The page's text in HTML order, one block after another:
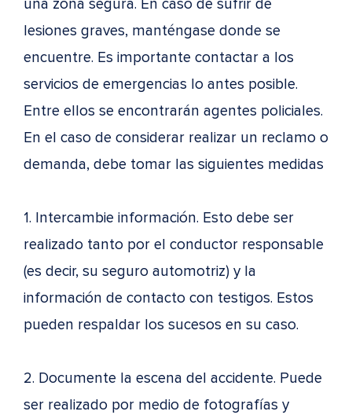
una zona segura. En caso de sufrir de
lesiones graves, manténgase donde se
encuentre. Es importante contactar a los
servicios de emergencias lo antes posible.
Entre ellos se encontrarán agentes policiales.
En el caso de considerar realizar un reclamo o
demanda, debe tomar las siguientes medidas
1. Intercambie información. Esto debe ser
realizado tanto por el conductor responsable
(es decir, su seguro automotriz) y la
información de contacto con testigos. Estos
pueden respaldar los sucesos en su caso.
2. Documente la escena del accidente. Puede
ser realizado por medio de fotografías y